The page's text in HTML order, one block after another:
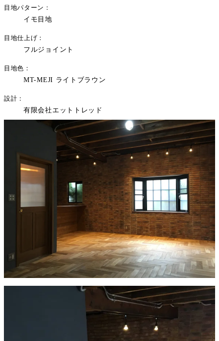
目地パターン
イモ目地
目地仕上げ
フルジョイント
目地色
MT-MEJI ライトブラウン
設計
有限会社エットトレッド